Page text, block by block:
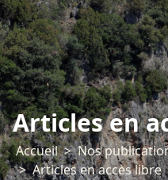
Articles en
Accueil
Nos
Articles en accès libre